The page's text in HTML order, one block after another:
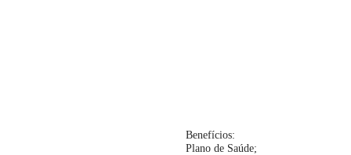
Benefícios:
Plano de Saúde;